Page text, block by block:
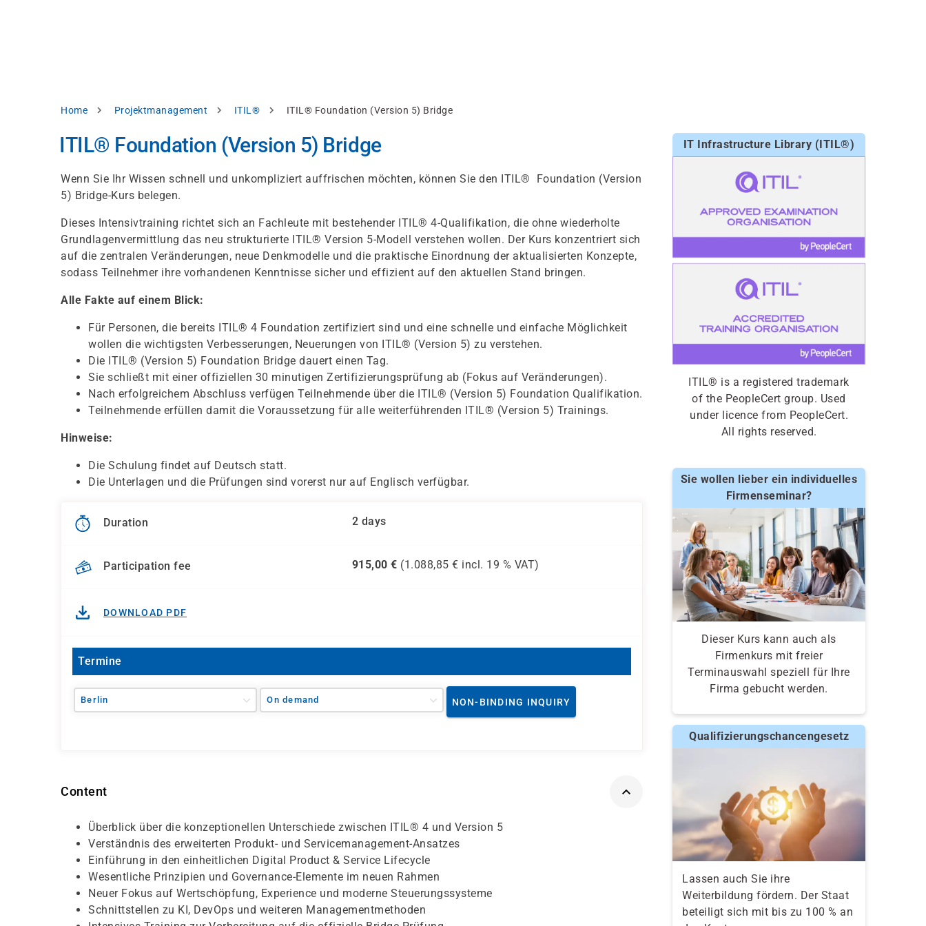
Breadcrumb
Home Projektmanagement ITIL® ITIL® Foundation (Version 5) Bridge
ITIL® Foundation (Version 5) Bridge
Wenn Sie Ihr Wissen schnell und unkompliziert auffrischen möchten, können Sie den ITIL® Foundation (Version
5) Bridge-Kurs belegen.
Dieses Intensivtraining richtet sich an Fachleute mit bestehender ITIL® 4-Qualifikation, die ohne wiederholte
Grundlagenvermittlung das neu strukturierte ITIL® Version 5-Modell verstehen wollen. Der Kurs konzentriert sich
auf die zentralen Veränderungen, neue Denkmodelle und die praktische Einordnung der aktualisierten Konzepte,
sodass Teilnehmer ihre vorhandenen Kenntnisse sicher und effizient auf den aktuellen Stand bringen.
Alle Fakte auf einem Blick:
Für Personen, die bereits ITIL® 4 Foundation zertifiziert sind und eine schnelle und einfache Möglichkeit
wollen die wichtigsten Verbesserungen, Neuerungen von ITIL® (Version 5) zu verstehen.
Die ITIL® (Version 5) Foundation Bridge dauert einen Tag.
Sie schließt mit einer offiziellen 30 minutigen Zertifizierungsprüfung ab (Fokus auf Veränderungen).
Nach erfolgreichem Abschluss verfügen Teilnehmende über die ITIL® (Version 5) Foundation Qualifikation.
Teilnehmende erfüllen damit die Voraussetzung für alle weiterführenden ITIL® (Version 5) Trainings.
Hinweise:
Die Schulung findet auf Deutsch statt.
Die Unterlagen und die Prüfungen sind vorerst nur auf Englisch verfügbar.
Duration 2 days
Participation fee 915,00 € (1.088,85 € incl. 19 % VAT)
DOWNLOAD PDF
Termine
Berlin On demand NON-BINDING INQUIRY
Content
Überblick über die konzeptionellen Unterschiede zwischen ITIL® 4 und Version 5
Verständnis des erweiterten Produkt- und Servicemanagement-Ansatzes
Einführung in den einheitlichen Digital Product & Service Lifecycle
Wesentliche Prinzipien und Governance-Elemente im neuen Rahmen
Neuer Fokus auf Wertschöpfung, Experience und moderne Steuerungssysteme
Schnittstellen zu KI, DevOps und weiteren Managementmethoden
IT Infrastructure Library (ITIL®)
ITIL® is a registered trademark
of the PeopleCert group. Used
under licence from PeopleCert.
All rights reserved.
Sie wollen lieber ein individuelles
Firmenseminar?
Dieser Kurs kann auch als
Firmenkurs mit freier
Terminauswahl speziell für Ihre
Firma gebucht werden.
Qualifizierungschancengesetz
Lassen auch Sie ihre
Weiterbildung fördern. Der Staat
beteiligt sich mit bis zu 100 % an